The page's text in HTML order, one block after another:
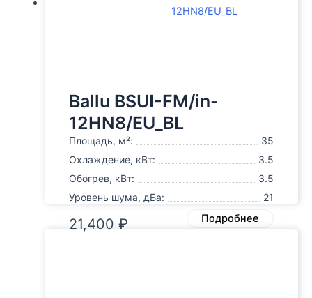
Ballu BSUI-FM/in-
12HN8/EU_BL
Площадь, м²:
35
Охлаждение, кВт:
3.5
Обогрев, кВт:
3.5
Уровень шума, дБа:
21
21,400 ₽ Подробнее